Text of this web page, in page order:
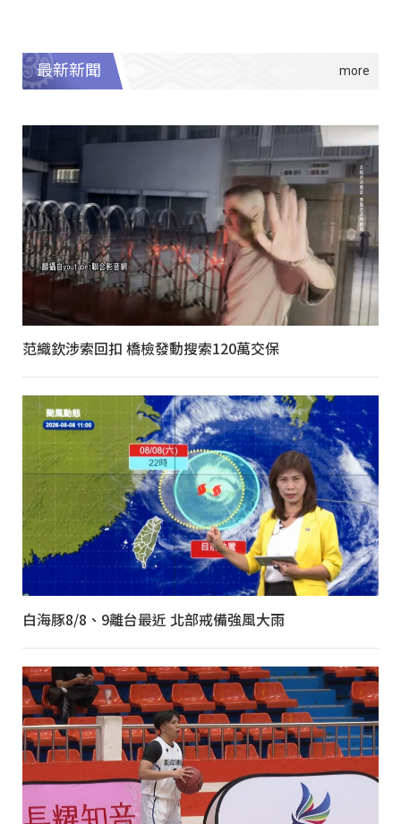
最新新聞
范織欽涉索回扣 橋檢發動搜索120萬交保
白海豚8/8、9離台最近 北部戒備強風大雨